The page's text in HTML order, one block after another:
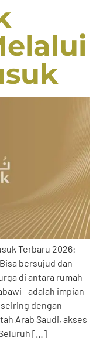
Terbaru 2026:
bersujud dan
di antara rumah
impian
dengan
Arab Saudi, akses
[…]